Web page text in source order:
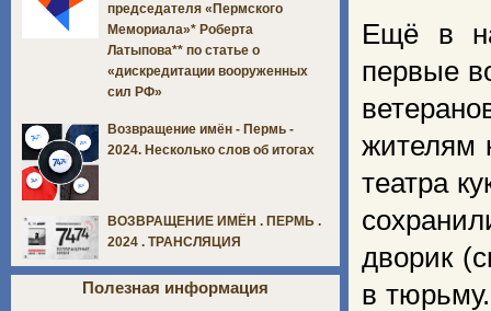
Ещё в
первые
жителям
театра
дворик
в
председателя «Пермского
Мемориала»* Роберта
Латыпова** по статье о
«дискредитации вооруженных
сил РФ»
Возвращение имён - Пермь -
2024. Несколько слов об итогах
ВОЗВРАЩЕНИЕ ИМЁН . ПЕРМЬ .
2024 . ТРАНСЛЯЦИЯ
Полезная информация